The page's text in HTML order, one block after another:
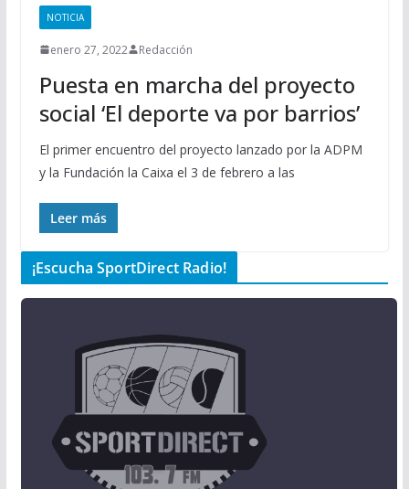
NOTICIA
enero 27, 2022 Redacción
Puesta en marcha del proyecto
social ‘El deporte va por barrios’
El primer encuentro del proyecto lanzado por la ADPM
y la Fundación la Caixa el 3 de febrero a las
Leer más
¡Escucha SportDirect Radio!